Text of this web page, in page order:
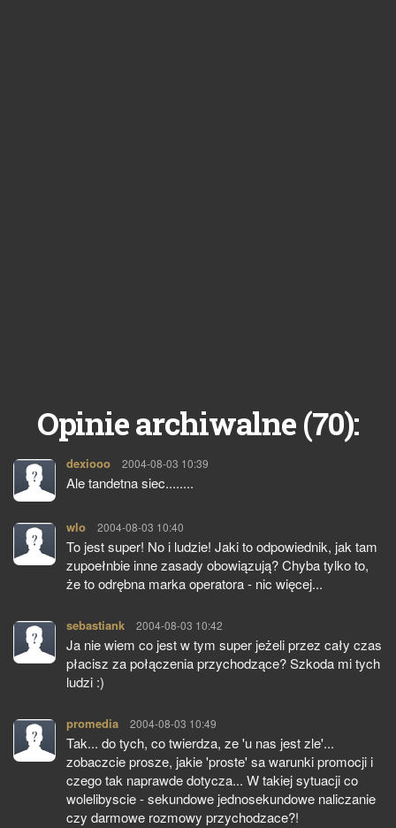
Opinie archiwalne (70):
dexiooo pisze:
2004-08-03 10:39
Ale tandetna siec........
wlo pisze:
2004-08-03 10:40
To jest super! No i ludzie! Jaki to odpowiednik, jak tam
zupoełnbie inne zasady obowiązują? Chyba tylko to,
że to odrębna marka operatora - nic więcej...
sebastiank pisze:
2004-08-03 10:42
Ja nie wiem co jest w tym super jeżeli przez cały czas
płacisz za połączenia przychodzące? Szkoda mi tych
ludzi :)
promedia pisze:
2004-08-03 10:49
Tak... do tych, co twierdza, ze 'u nas jest zle'...
zobaczcie prosze, jakie 'proste' sa warunki promocji i
czego tak naprawde dotycza... W takiej sytuacji co
wolelibyscie - sekundowe jednosekundowe naliczanie
czy darmowe rozmowy przychodzace?!